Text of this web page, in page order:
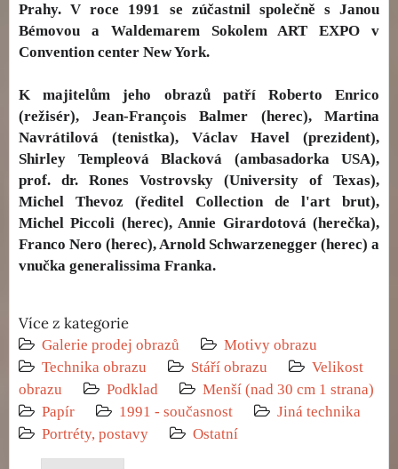
Prahy. V roce 1991 se zúčastnil společně s Janou
Bémovou a Waldemarem Sokolem ART EXPO v
Convention center New York.
K majitelům jeho obrazů patří Roberto Enrico
(režisér), Jean-François Balmer (herec), Martina
Navrátilová (tenistka), Václav Havel (prezident),
Shirley Templeová Blacková (ambasadorka USA),
prof. dr. Rones Vostrovsky (University of Texas),
Michel Thevoz (ředitel Collection de l'art brut),
Michel Piccoli (herec), Annie Girardotová (herečka),
Franco Nero (herec), Arnold Schwarzenegger (herec) a
vnučka generalissima Franka.
Více z kategorie
Galerie prodej obrazů
Motivy obrazu
Technika obrazu
Stáří obrazu
Velikost
obrazu
Podklad
Menší (nad 30 cm 1 strana)
Papír
1991 - současnost
Jiná technika
Portréty, postavy
Ostatní